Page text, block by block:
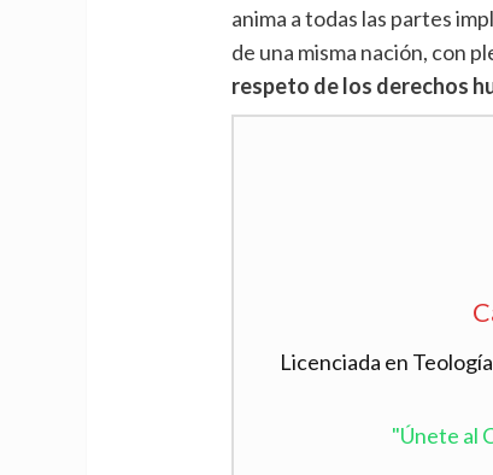
anima a todas las partes
de una misma nación, con
respeto de los derechos
Licenciada en
"Únete al